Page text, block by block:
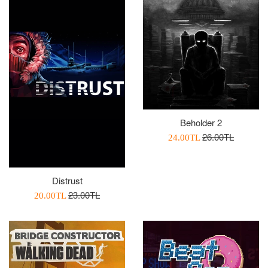
Distrust
İndirimli
20.00TLNormal
23.00TL
Beholder 2
İndirimli
24.00TLNormal
26.00TL